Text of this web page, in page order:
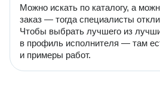
Можно искать по каталогу, а
заказ — тогда специалисты
Чтобы выбрать лучшего из
в профиль исполнителя — там
и примеры работ.